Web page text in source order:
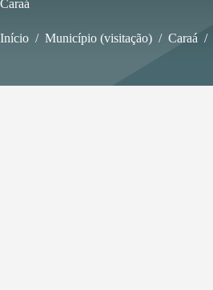
Caraá
Início / Município (visitação) / Caraá /